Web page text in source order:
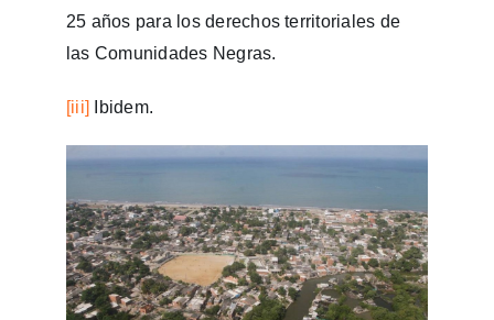
25 años para los derechos territoriales de
las Comunidades Negras.
[iii] Ibidem.